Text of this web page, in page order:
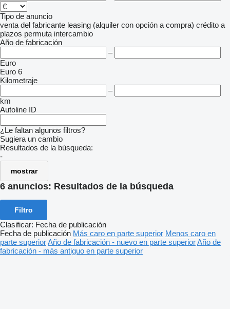
Tipo de anuncio
venta del fabricante leasing (alquiler con opción a compra) crédito a
plazos permuta intercambio
Año de fabricación
–
Euro
Euro 6
Kilometraje
–
km
Autoline ID
¿Le faltan algunos filtros?
Sugiera un cambio
Resultados de la búsqueda:
-
mostrar
6 anuncios: Resultados de la búsqueda
Filtro
Clasificar: Fecha de publicación
Fecha de publicación Más caro en parte superior Menos caro en
parte superiorAño de fabricación - nuevo en parte superiorAño de
fabricación - más antiguo en parte superior